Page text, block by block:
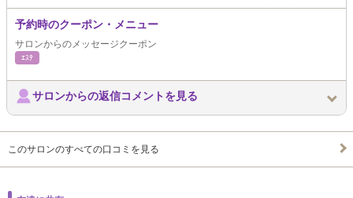
予約時のクーポン・メニュー
サロンからのメッセージクーポン
ｴｽﾃ
サロンからの返信コメントを見る
このサロンのすべての口コミを見る